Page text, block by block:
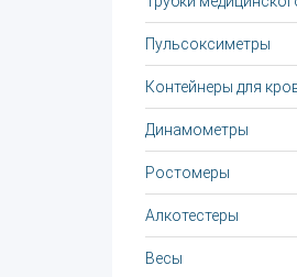
Пульсоксиметры
Контейнеры для
Динамометры
Ростомеры
Алкотестеры
Весы